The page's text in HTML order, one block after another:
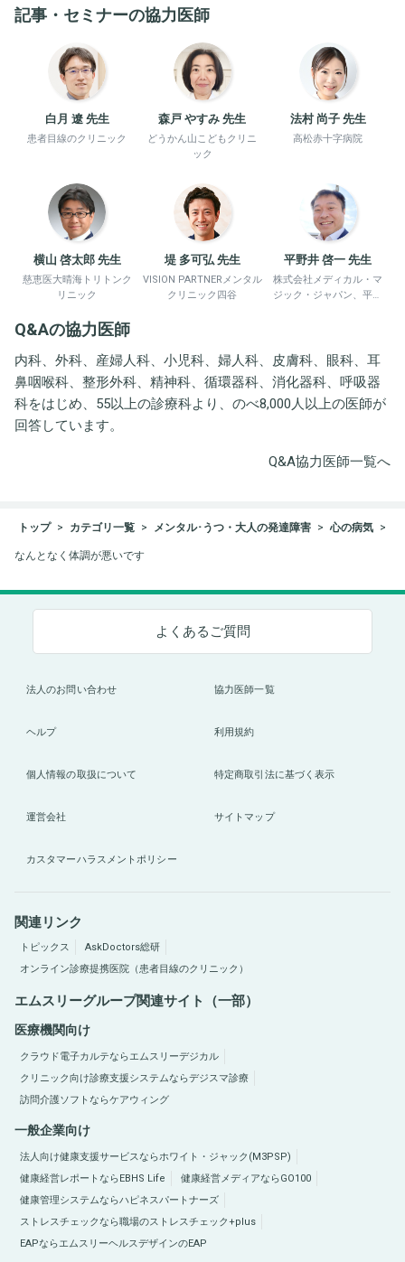
記事・セミナーの協力医師
白月 遼 先生
患者目線のクリニック
森戸 やすみ 先生
どうかん山こどもクリニ
ック
法村 尚子 先生
高松赤十字病院
横山 啓太郎 先生
慈恵医大晴海トリトンク
リニック
堤 多可弘 先生
VISION PARTNERメンタル
クリニック四谷
平野井 啓一 先生
株式会社メディカル・マ
ジック・ジャパン、平野
Q&Aの協力医師
内科、外科、産婦人科、小児科、婦人科、皮膚科、眼科、耳
鼻咽喉科、整形外科、精神科、循環器科、消化器科、呼吸器
科をはじめ、55以上の診療科より、のべ8,000人以上の医師が
回答しています。
Q&A協力医師一覧へ
トップ カテゴリ一覧 メンタル･うつ・大人の発達障害 心の病気
なんとなく体調が悪いです
よくあるご質問
法人のお問い合わせ 協力医師一覧
ヘルプ 利用規約
個人情報の取扱について 特定商取引法に基づく表示
運営会社 サイトマップ
カスタマーハラスメントポリシー
関連リンク
トピックス
AskDoctors総研
オンライン診療提携医院（患者目線のクリニック）
エムスリーグループ関連サイト（一部）
医療機関向け
クラウド電子カルテならエムスリーデジカル
クリニック向け診療支援システムならデジスマ診療
訪問介護ソフトならケアウィング
一般企業向け
法人向け健康支援サービスならホワイト・ジャック(M3PSP)
健康経営レポートならEBHS Life
健康経営メディアならGO100
健康管理システムならハピネスパートナーズ
ストレスチェックなら職場のストレスチェック+plus
EAPならエムスリーヘルスデザインのEAP